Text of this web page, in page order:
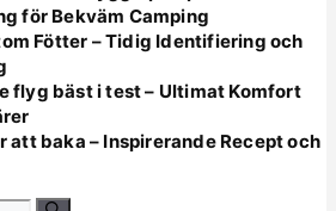
för Bekväm Camping
Fötter – Tidig Identifiering och
flyg bäst i test – Ultimat Komfort
att baka – Inspirerande Recept och